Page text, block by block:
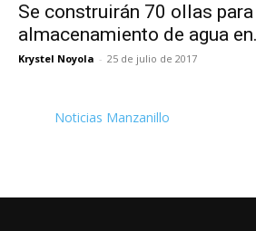
Se construirán 70 ollas para
almacenamiento de agua
Krystel Noyola - 25 de julio de 2017
Noticias Manzanillo